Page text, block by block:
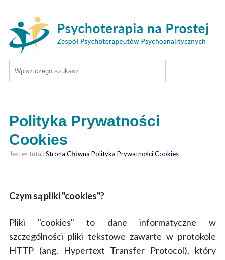
Polityka Prywatności
Cookies
Jesteś tutaj:Strona Główna Polityka Prywatności Cookies
Czym są pliki "cookies"?
Pliki "cookies" to dane informatyczne w
szczególności pliki tekstowe zawarte w protokole
HTTP (ang. Hypertext Transfer Protocol), który